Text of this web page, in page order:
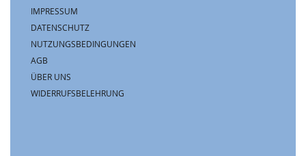
IMPRESSUM
DATENSCHUTZ
NUTZUNGSBEDINGUNGEN
AGB
ÜBER UNS
WIDERRUFSBELEHRUNG